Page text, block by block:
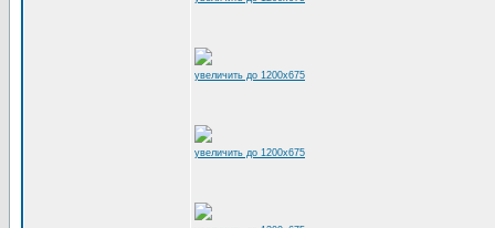
увеличить до 1200x675
увеличить до 1200x675